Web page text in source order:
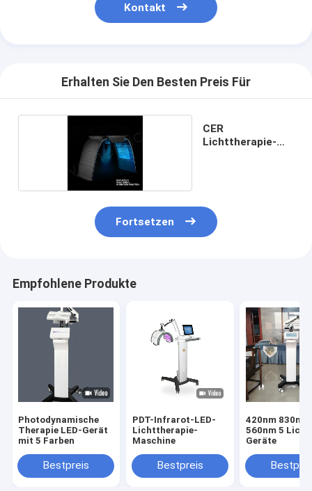
Kontakt
Erhalten Sie Den Besten Preis Für
CER
Lichttherapie-
Fortsetzen
Empfohlene Produkte
Photodynamische
Therapie LED-Gerät
mit 5 Farben
Bestpreis
PDT-Infrarot-LED-
Lichttherapie-
Maschine
Bestpreis
420nm 830nm
560nm 5 Licht
Geräte